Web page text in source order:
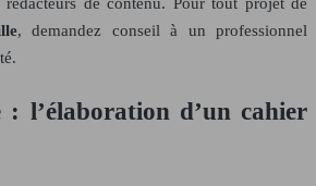
, demandez conseil à un professionnel
: l’élaboration d’un cahier